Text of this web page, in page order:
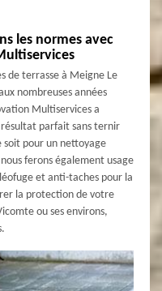
les normes avec
de terrasse à Meigne Le
nombreuses années
Multiservices a
résultat parfait sans ternir
soit pour un nettoyage
ferons également usage
et anti-taches pour la
la protection de votre
ou ses environs,